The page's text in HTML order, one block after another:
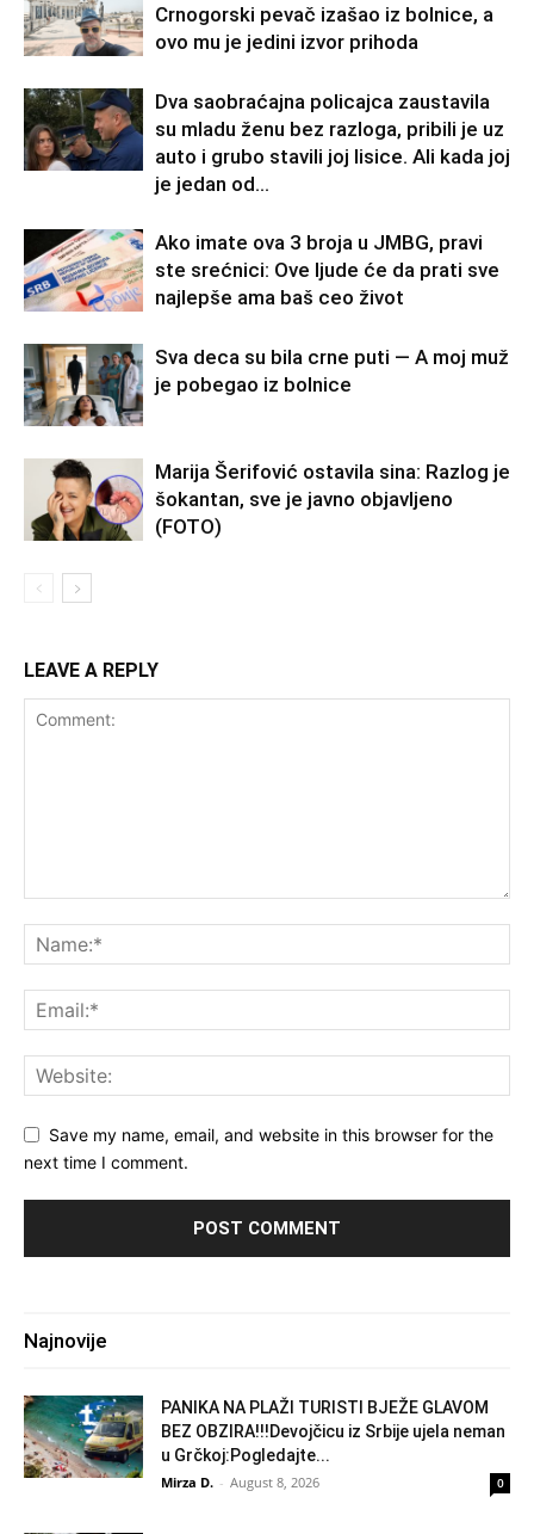
Crnogorski pevač izašao iz bolnice, a
ovo mu je jedini izvor prihoda
Dva saobraćajna policajca zaustavila
su mladu ženu bez razloga, pribili je uz
auto i grubo stavili joj lisice. Ali kada joj
je jedan od...
Ako imate ova 3 broja u JMBG, pravi
ste srećnici: Ove ljude će da prati sve
najlepše ama baš ceo život
Sva deca su bila crne puti — A moj muž
je pobegao iz bolnice
Marija Šerifović ostavila sina: Razlog je
šokantan, sve je javno objavljeno
(FOTO)
LEAVE A REPLY
Save my name, email, and website in this browser for the
next time I comment.
Najnovije
PANIKA NA PLAŽI TURISTI BJEŽE GLAVOM
BEZ OBZIRA!!!Devojčicu iz Srbije ujela neman
u Grčkoj:Pogledajte...
Mirza D. - August 8, 2026 0